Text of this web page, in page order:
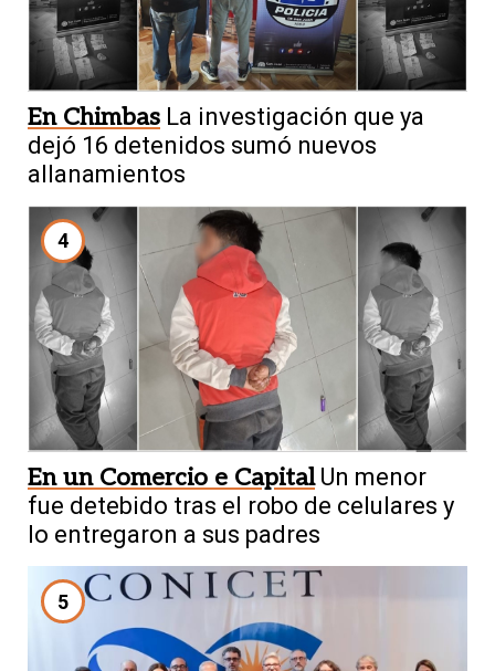
En Chimbas La investigación que ya
dejó 16 detenidos sumó nuevos
allanamientos
4
En un Comercio e Capital Un menor
fue detebido tras el robo de celulares y
lo entregaron a sus padres
5